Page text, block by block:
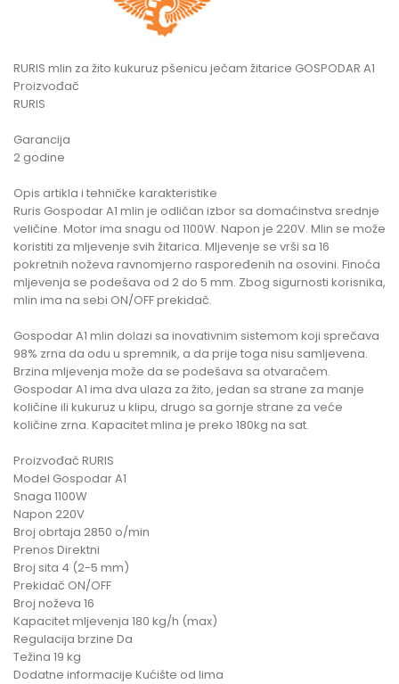
RURIS mlin za žito kukuruz pšenicu ječam žitarice GOSPODAR A1
Proizvođač
RURIS
Garancija
2 godine
Opis artikla i tehničke karakteristike
Ruris Gospodar A1 mlin je odličan izbor sa domaćinstva srednje
veličine. Motor ima snagu od 1100W. Napon je 220V. Mlin se može
koristiti za mljevenje svih žitarica. Mljevenje se vrši sa 16
pokretnih noževa ravnomjerno raspoređenih na osovini. Finoća
mljevenja se podešava od 2 do 5 mm. Zbog sigurnosti korisnika,
mlin ima na sebi ON/OFF prekidač.
Gospodar A1 mlin dolazi sa inovativnim sistemom koji sprečava
98% zrna da odu u spremnik, a da prije toga nisu samljevena.
Brzina mljevenja može da se podešava sa otvaračem.
Gospodar A1 ima dva ulaza za žito, jedan sa strane za manje
količine ili kukuruz u klipu, drugo sa gornje strane za veće
količine zrna. Kapacitet mlina je preko 180kg na sat.
Proizvođač RURIS
Model Gospodar A1
Snaga 1100W
Napon 220V
Broj obrtaja 2850 o/min
Prenos Direktni
Broj sita 4 (2-5 mm)
Prekidač ON/OFF
Broj noževa 16
Kapacitet mljevenja 180 kg/h (max)
Regulacija brzine Da
Težina 19 kg
Dodatne informacije Kućište od lima